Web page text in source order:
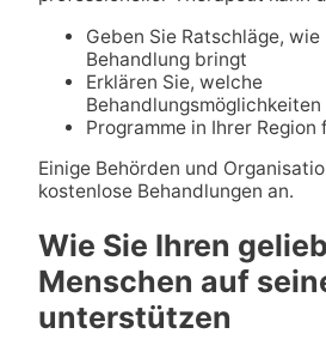
Geben Sie Ratschläge,
Behandlung bringt
Erklären Sie, welche
Programme in Ihrer Region
Einige Behörden und
kostenlose Behandlungen an.
Wie Sie Ihren
Menschen auf
unterstützen